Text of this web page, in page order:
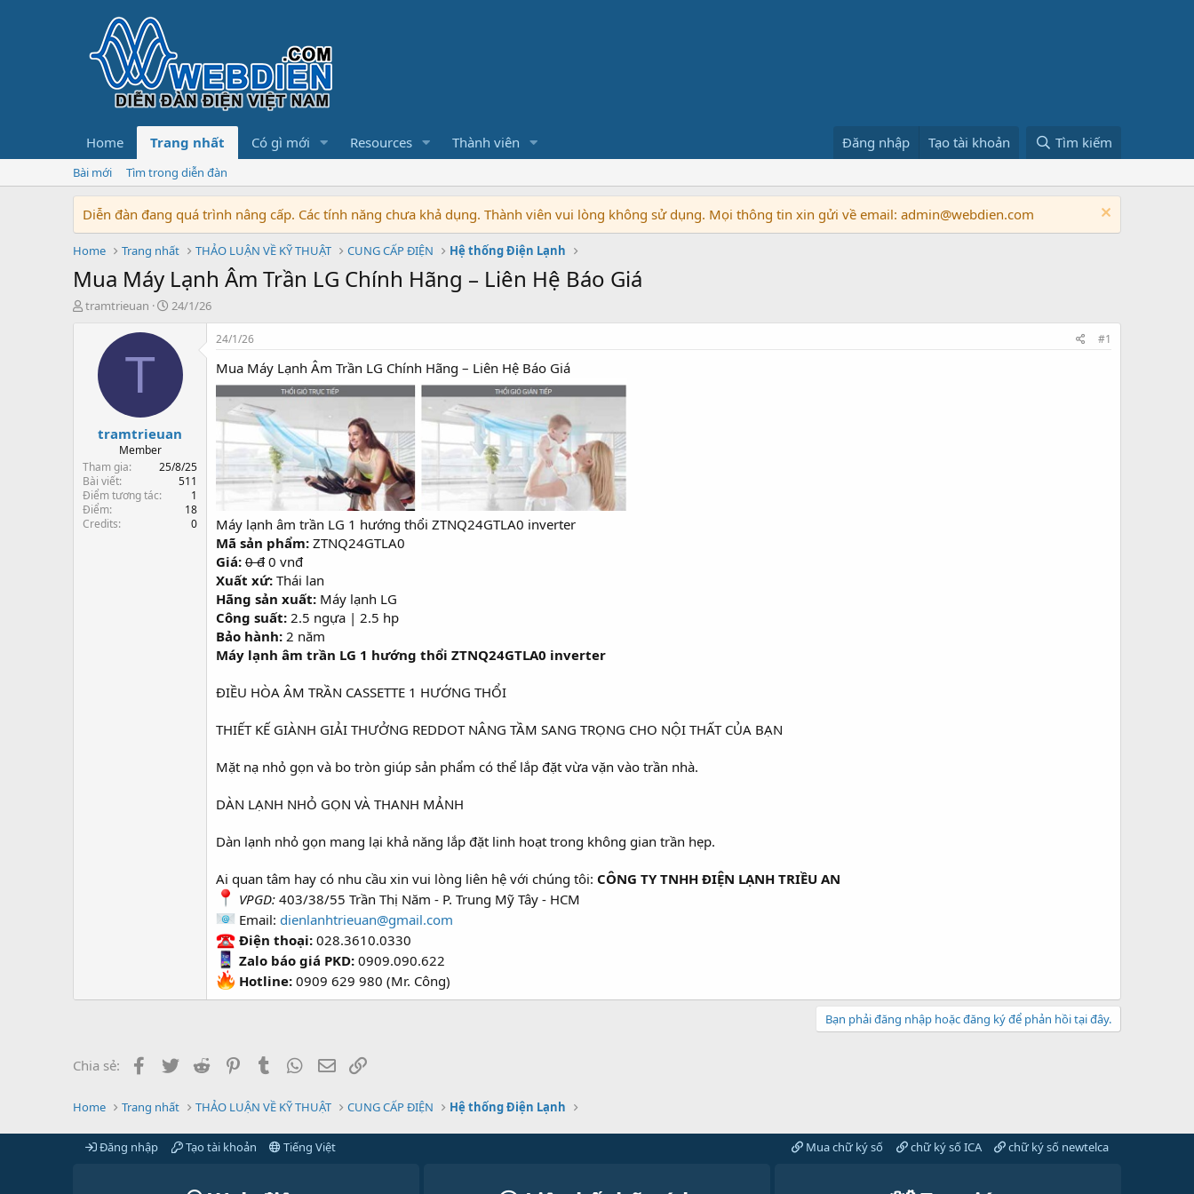
Home Trang nhất Có gì mới Resources Thành viên Đăng nhập Tạo tài khoản Tìm kiếm
Bài mới Tìm trong diễn đàn
Diễn đàn đang quá trình nâng cấp. Các tính năng chưa khả dụng. Thành viên vui lòng không sử dụng. Mọi thông tin xin gửi về email: admin@webdien.com
Home Trang nhất THẢO LUẬN VỀ KỸ THUẬT CUNG CẤP ĐIỆN Hệ thống Điện Lạnh
Mua Máy Lạnh Âm Trần LG Chính Hãng – Liên Hệ Báo Giá
T
t
e
r
tramtrieuan
N
y
t
ầ
24/1/26
T
tramtrieuan
Member
Tham gia
25/8/25
Bài viết
511
Điểm tương tác
1
Điểm
18
Credits
0
24/1/26 #1
Mua Máy Lạnh Âm Trần LG Chính Hãng – Liên Hệ Báo Giá
Máy lạnh âm trần LG 1 hướng thổi ZTNQ24GTLA0 inverter
Mã sản phẩm: ZTNQ24GTLA0
Giá: 0 đ 0 vnđ
Xuất xứ: Thái lan
Hãng sản xuất: Máy lạnh LG
Công suất: 2.5 ngựa | 2.5 hp
Bảo hành: 2 năm
Máy lạnh âm trần LG 1 hướng thổi ZTNQ24GTLA0 inverter
ĐIỀU HÒA ÂM TRẦN CASSETTE 1 HƯỚNG THỔI
THIẾT KẾ GIÀNH GIẢI THƯỞNG REDDOT NÂNG TẦM SANG TRỌNG CHO NỘI THẤT CỦA BẠN
Mặt nạ nhỏ gọn và bo tròn giúp sản phẩm có thể lắp đặt vừa vặn vào trần nhà.
DÀN LẠNH NHỎ GỌN VÀ THANH MẢNH
Dàn lạnh nhỏ gọn mang lại khả năng lắp đặt linh hoạt trong không gian trần hẹp.
Ai quan tâm hay có nhu cầu xin vui lòng liên hệ với chúng tôi: CÔNG TY TNHH ĐIỆN LẠNH TRIỀU AN
VPGD: 403/38/55 Trần Thị Năm - P. Trung Mỹ Tây - HCM
Email: dienlanhtrieuan@gmail.com
Điện thoại: 028.3610.0330
Zalo báo giá PKD: 0909.090.622
Hotline: 0909 629 980 (Mr. Công)
Bạn phải đăng nhập hoặc đăng ký để phản hồi tại đây.
Chia sẻ: Facebook
Twitter Reddit PinterestTumblrWhatsApp
Email
Home Trang nhất THẢO LUẬN VỀ KỸ THUẬT CUNG CẤP ĐIỆN Hệ thống Điện Lạnh
Đăng nhập Tạo tài khoản Tiếng Việt Mua chữ ký số chữ ký số ICA chữ ký số newtelca